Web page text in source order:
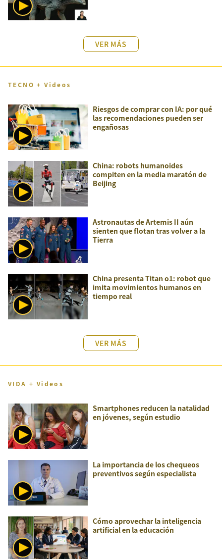
VER MÁS
TECNO + Videos
Riesgos de comprar con IA: por qué
las recomendaciones pueden ser
engañosas
China: robots humanoides
compiten en la media maratón de
Beijing
Astronautas de Artemis II aún
sienten que flotan tras volver a la
Tierra
China presenta Titan o1: robot que
imita movimientos humanos en
tiempo real
VER MÁS
VIDA + Videos
Smartphones reducen la natalidad
en jóvenes, según estudio
La importancia de los chequeos
preventivos según especialista
Cómo aprovechar la inteligencia
artificial en la educación